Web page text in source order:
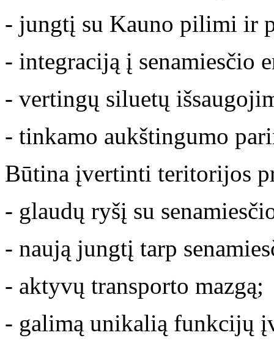
- jungtį su Kauno pilimi ir
- integraciją į senamiesčio
- vertingų siluetų
- tinkamo aukštingumo
Būtina įvertinti teritorijos
- glaudų ryšį su
- naują jungtį tarp
- aktyvų transporto mazgą;
- galimą unikalią funkcijų